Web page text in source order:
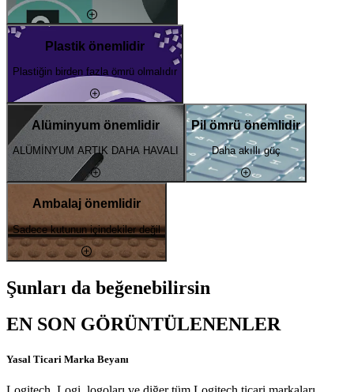
Plastik önemlidir
Plastiğin birden fazla ömrü olmalıdır
Alüminyum önemlidir
ALÜMİNYUM ARTIK DAHA HAVALI
Pil ömrü önemlidir
Daha akıllı güç
Ambalaj önemlidir
Sadece kutunun içindekiler değil
Şunları da beğenebilirsin
EN SON GÖRÜNTÜLENENLER
Yasal Ticari Marka Beyanı